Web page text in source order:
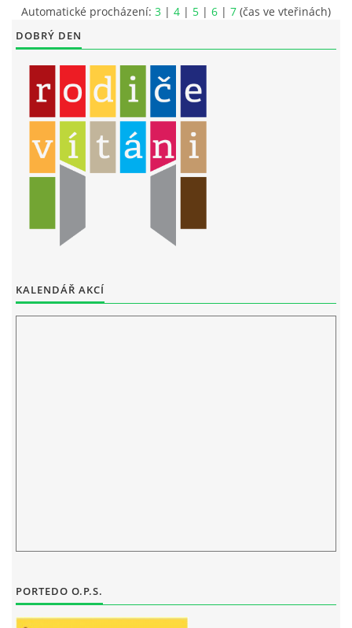
PRAVIDLA PRO VEŘEJNÉ AKCE ZUŠ STAŇKOV
PŘIJÍMACÍ TALENTOVÉ ZKOUŠKY
ÚŘEDNÍ DESKA
ELEKTRONICKÁ PODATELNA
PROHLÁŠENÍ O OCHRANĚ OSOBNÍCH ÚDAJŮ
ZUŠ STAŇKOV
34561
Automatické procházení: 3 | 4 | 5 | 6 | 7 (čas ve vteřinách)
DOBRÝ DEN
KALENDÁŘ AKCÍ
PORTEDO O.P.S.